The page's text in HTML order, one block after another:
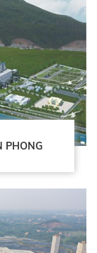
PHONG